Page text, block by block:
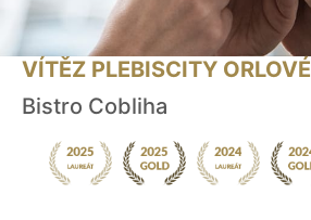
VÍTĚZ PLEBISCITY ORLOVÉ
Bistro Cobliha